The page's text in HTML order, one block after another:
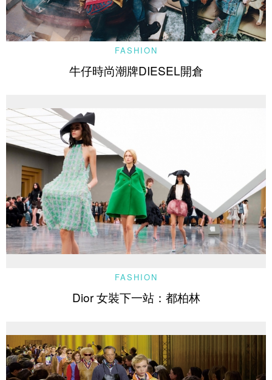
FASHION
牛仔時尚潮牌DIESEL開倉
FASHION
Dior 女裝下一站：都柏林